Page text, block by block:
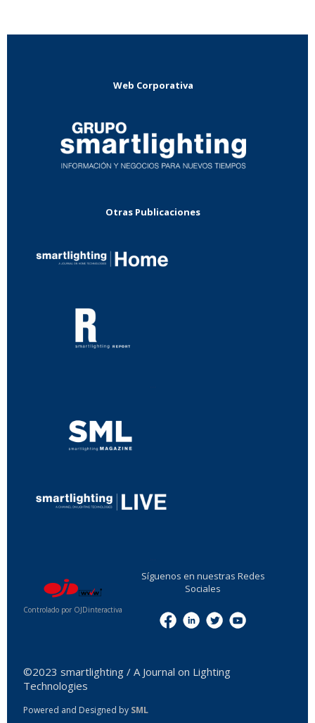
Web Corporativa
Otras Publicaciones
Controlado por OJDinteractiva
Síguenos en nuestras Redes
Sociales
©2023 smartlighting / A Journal on Lighting
Technologies
Powered and Designed by SML